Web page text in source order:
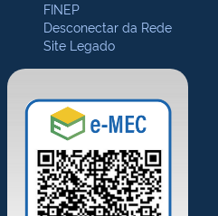
FINEP
Desconectar da Rede
Site Legado